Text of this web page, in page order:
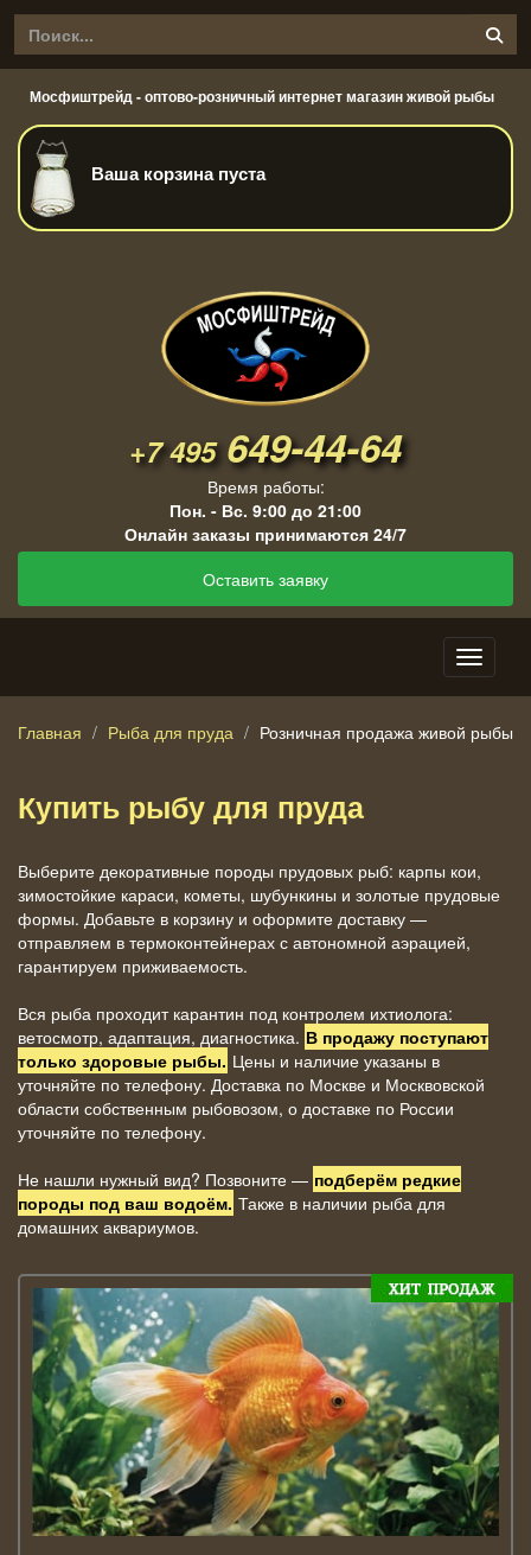
Мосфиштрейд - оптово-розничный интернет магазин живой рыбы
Ваша корзина пуста
+7 495649-44-64
Время работы:
Пон. - Вс. 9:00 до 21:00
Онлайн заказы принимаются 24/7
Оставить заявку
Главная Рыба для пруда Розничная продажа живой рыбы
Купить рыбу для пруда
Выберите декоративные породы прудовых рыб: карпы кои,
зимостойкие караси, кометы, шубункины и золотые прудовые
формы. Добавьте в корзину и оформите доставку —
отправляем в термоконтейнерах с автономной аэрацией,
гарантируем приживаемость.
Вся рыба проходит карантин под контролем ихтиолога:
ветосмотр, адаптация, диагностика. В продажу поступают
только здоровые рыбы. Цены и наличие указаны в
уточняйте по телефону. Доставка по Москве и Москвовской
области собственным рыбовозом, о доставке по России
уточняйте по телефону.
Не нашли нужный вид? Позвоните — подберём редкие
породы под ваш водоём. Также в наличии рыба для
домашних аквариумов.